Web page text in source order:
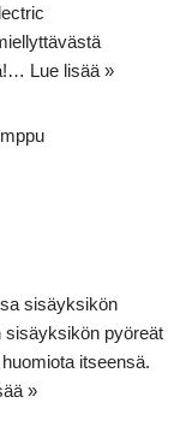
Lue lisää »
sisäyksikön
sisäyksikön pyöreät
itseensä.
»